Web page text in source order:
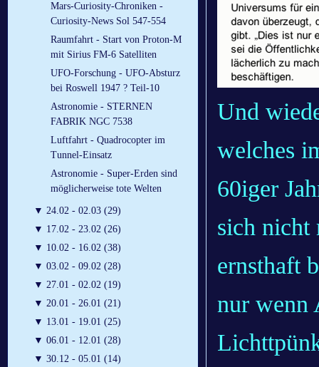
Mars-Curiosity-Chroniken -
Curiosity-News Sol 547-554
Raumfahrt - Start von Proton-M
mit Sirius FM-6 Satelliten
UFO-Forschung - UFO-Absturz
bei Roswell 1947 ? Teil-10
Astronomie - STERNEN
FABRIK NGC 7538
Luftfahrt - Quadrocopter im
Tunnel-Einsatz
Astronomie - Super-Erden sind
möglicherweise tote Welten
▼ 24.02 - 02.03 (29)
▼ 17.02 - 23.02 (26)
▼ 10.02 - 16.02 (38)
▼ 03.02 - 09.02 (28)
▼ 27.01 - 02.02 (19)
▼ 20.01 - 26.01 (21)
▼ 13.01 - 19.01 (25)
▼ 06.01 - 12.01 (28)
▼ 30.12 - 05.01 (14)
Und
welches
60iger
sich nicht
ernsthaft
nur wenn